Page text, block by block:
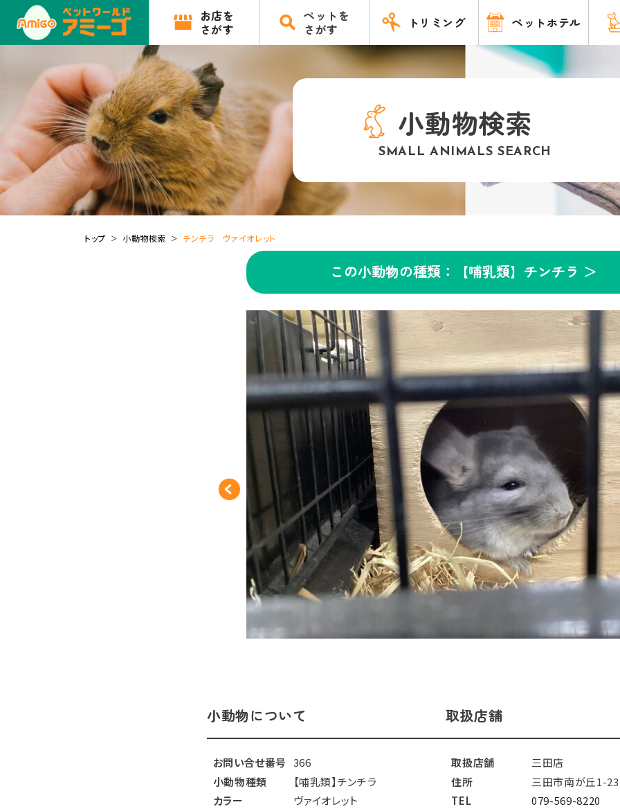
お店を
さがす
ペットを
さがす
トリミング ペットホテル
小動物検索
SMALL ANIMALS SEARCH
トップ 小動物検索 チンチラ ヴァイオレット
この小動物の種類：【哺乳類】チンチラ ＞
小動物について
お問い合せ番号 366
小動物種類
【哺乳類】チンチラ
カラー
ヴァイオレット
取扱店舗
取扱店舗
三田店
住所
三田市南が丘1-
TEL
079-569-8220